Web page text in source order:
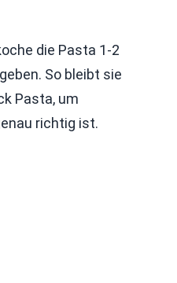
die Pasta 1-2
So bleibt sie
Pasta, um
richtig ist.